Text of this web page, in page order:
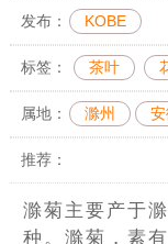
发布： KOBE
标签： 茶叶
属地： 滁州
推荐：
滁菊主要产于
种。滁菊，素